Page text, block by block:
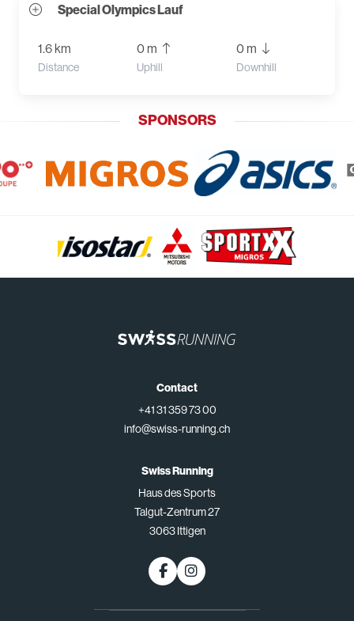
Special Olympics Lauf
1.6 km
Distance
0 m
Uphill
0 m
Downhill
SPONSORS
Contact
+41 31 359 73 00
info@swiss-running.ch
Swiss Running
Haus des Sports
Talgut-Zentrum 27
3063 Ittigen